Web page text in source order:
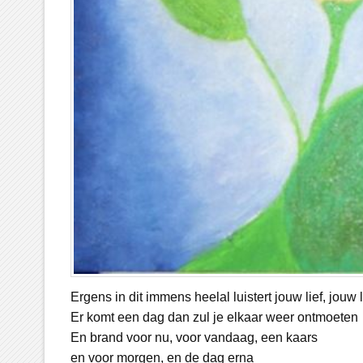
Ergens in dit immens heelal luistert jouw lief, jouw
Er komt een dag dan zul je elkaar weer ontmoeten
En brand voor nu, voor vandaag, een kaars
en voor morgen, en de dag erna